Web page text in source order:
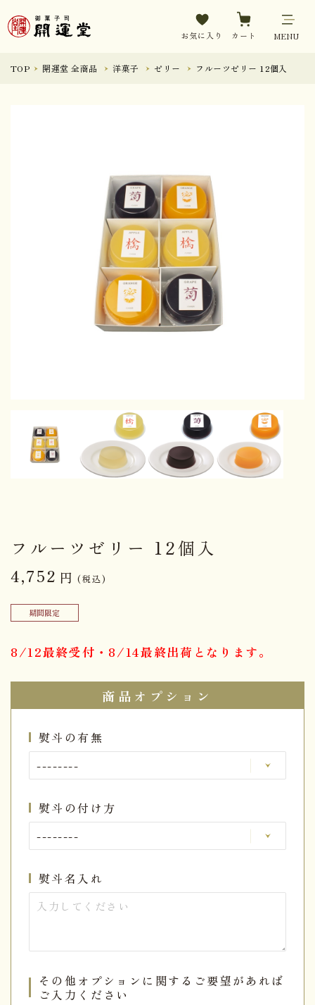
お気に入り カート MENU
TOP 開運堂 全商品 洋菓子 ゼリー フルーツゼリー 12個入
フルーツゼリー 12個入
4,752 円 (税込)
期間限定
8/12最終受付・8/14最終出荷となります。
商品オプション
熨斗の有無
熨斗の付け方
熨斗名入れ
その他オプションに関するご要望があれば
ご入力ください